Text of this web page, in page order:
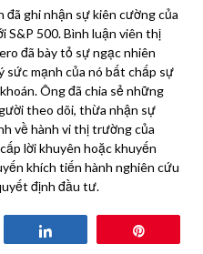
ghi nhận sự kiên cường của
S&P 500. Bình luận viên thị
đã bày tỏ sự ngạc nhiên
mạnh của nó bất chấp sự
Ông đã chia sẻ những
theo dõi, thừa nhận sự
về hành vi thị trường của
lời khuyên hoặc khuyến
khích tiến hành nghiên cứu
định đầu tư.